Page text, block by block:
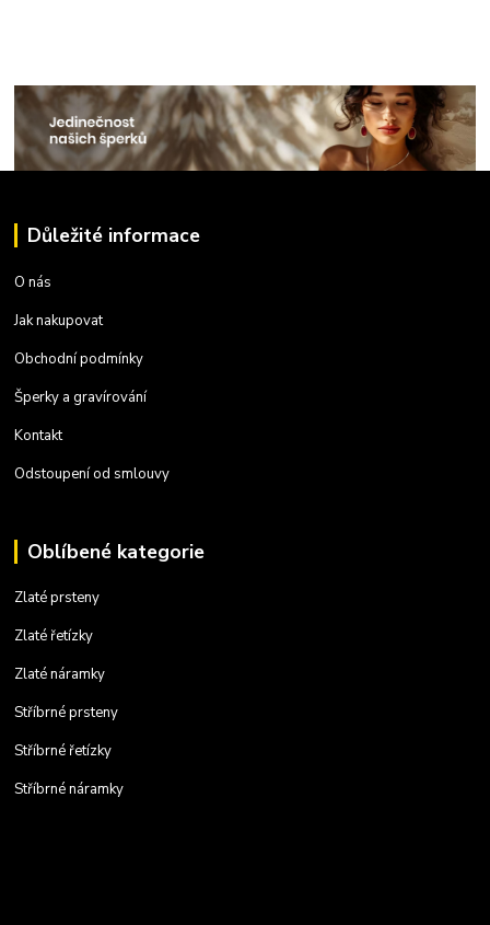
Důležité informace
O nás
Jak nakupovat
Obchodní podmínky
Šperky a gravírování
Kontakt
Odstoupení od smlouvy
Oblíbené kategorie
Zlaté prsteny
Zlaté řetízky
Zlaté náramky
Stříbrné prsteny
Stříbrné řetízky
Stříbrné náramky